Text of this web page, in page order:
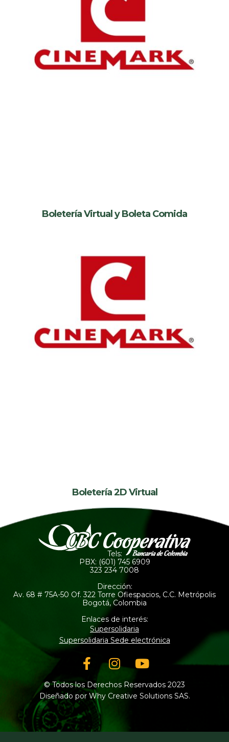
Boletería Virtual y Boleta Comida
Boletería 2D Virtual
Tels:
PBX: (601) 745 6909
323 234 7008
Dirección:
Av. 68 # 75A-50 Of. 322 Torre Ofiespacios, C.C. Metrópolis
Bogotá, Colombia
Enlaces de interés:
Supersolidaria
Supersolidaria Sede electrónica
Facebook-
f
Instagram
Youtube
© Todos los Derechos Reservados 2023
Diseñado por Why Creative Solutions SAS.